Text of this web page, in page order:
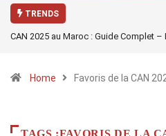
TRENDS
CAN 2025 au Maroc : Guide Complet
Home Favoris de la CAN